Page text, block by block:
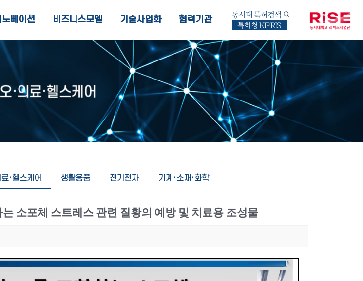
베이션 비즈니스모델 기술사업화 협력기관
동서대 특허검색
특허청 KIPRIS
·헬스케어 생활용품 전기전자 기계·소재·화학
소포체 스트레스 관련 질황의 예방 및 치료용 조성물